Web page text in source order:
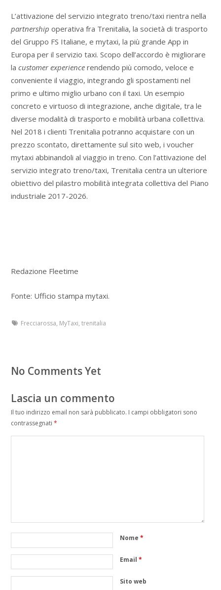
L’attivazione del servizio integrato treno/taxi rientra nella
partnership operativa fra Trenitalia, la società di trasporto
del Gruppo FS Italiane, e mytaxi, la più grande App in
Europa per il servizio taxi. Scopo dell’accordo è migliorare
la customer experiencerendendo più comodo, veloce e
conveniente il viaggio, integrando gli spostamenti nel
primo e ultimo miglio urbano con il taxi. Un esempio
concreto e virtuoso di integrazione, anche digitale, tra le
diverse modalità di trasporto e mobilità urbana collettiva.
Nel 2018 i clienti Trenitalia potranno acquistare con un
prezzo scontato, direttamente sul sito web, i voucher
mytaxi abbinandoli al viaggio in treno. Con l’attivazione del
servizio integrato treno/taxi, Trenitalia centra un ulteriore
obiettivo del pilastro mobilità integrata collettiva del Piano
industriale 2017-2026.
Redazione Fleetime
Fonte: Ufficio stampa mytaxi.
Frecciarossa, MyTaxi,trenitalia
No Comments Yet
Lascia un commento
Il tuo indirizzo email non sarà pubblicato. I campi obbligatori sono
contrassegnati *
Nome *
Email *
Sito web